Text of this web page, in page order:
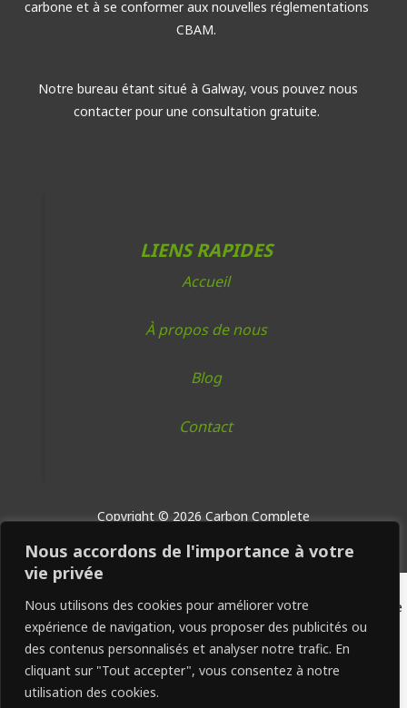
Nous accordons de l'importance à votre
vie privée
Nous utilisons des cookies pour améliorer votre
expérience de navigation, vous proposer des publicités ou
des contenus personnalisés et analyser notre trafic. En
cliquant sur "Tout accepter", vous consentez à notre
utilisation des cookies.
carbone et à se conformer aux nouvelles réglementations
CBAM.
Notre bureau étant situé à Galway, vous pouvez nous
contacter pour une consultation gratuite.
LIENS RAPIDES
Accueil
À propos de nous
Blog
Contact
Copyright © 2026 Carbon Complete
var new_contact = { "First name": "John", //Replace with first
name of the user "Last name": "Doe", //Replace with last name
of the user "Email": "john.doe@example.com", //Replace with
email of the user "Alternate contact number": "98765432",
//Replace with a custom field "company": { "Name":
"Example.com", //Replace with company name "Website":